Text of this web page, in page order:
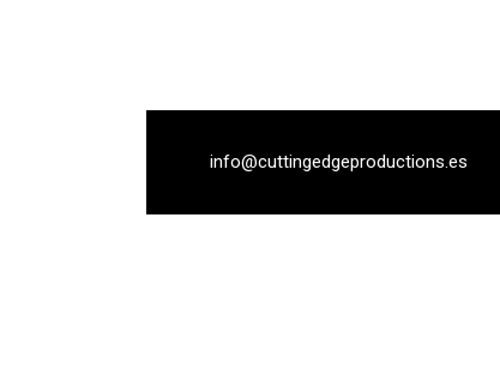
info@cuttingedgeproductions.es